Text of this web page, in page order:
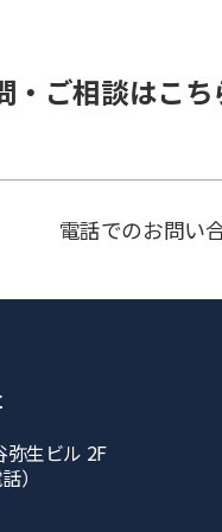
・ご相談はこ
電話でのお問い
⽣ビル 2F
）